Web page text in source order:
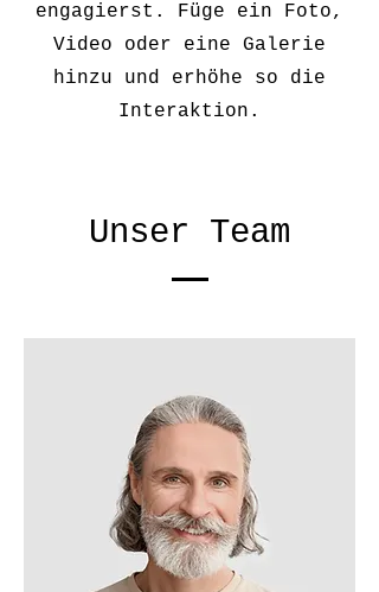
engagierst. Füge ein Foto,
Video oder eine Galerie
hinzu und erhöhe so die
Interaktion.
Unser Team